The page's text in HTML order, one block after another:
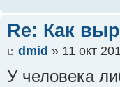
Re: Как
dmid » 11 окт
У человека